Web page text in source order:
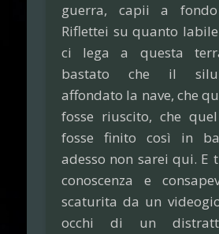
guerra, capii a
Riflettei su quanto
ci lega a questa
bastato che il
affondato la nave, che
fosse riuscito, che
fosse finito così in
adesso non sarei qui. E
conoscenza e
scaturita da un
occhi di un